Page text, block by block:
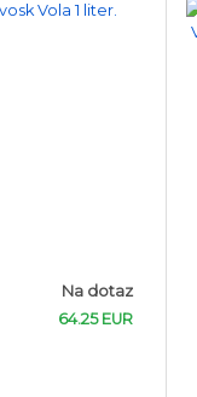
Na dotaz
64.25 EUR